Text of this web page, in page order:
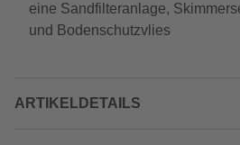
eine Sandfilteranlage,
und Bodenschutzvlies
ARTIKELDETAILS